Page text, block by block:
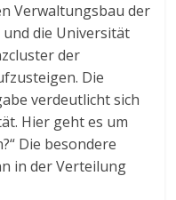
Verwaltungsbau der
die Universität
der
Die
verdeutlicht sich
Hier geht es um
Die besondere
in der Verteilung